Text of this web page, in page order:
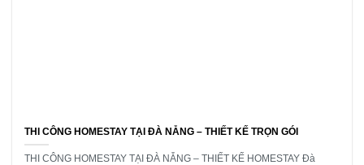
THI CÔNG HOMESTAY TẠI ĐÀ NẴNG – THIẾT KẾ TRỌN GÓI
THI CÔNG HOMESTAY TẠI ĐÀ NẴNG – THIẾT KẾ HOMESTAY Đà